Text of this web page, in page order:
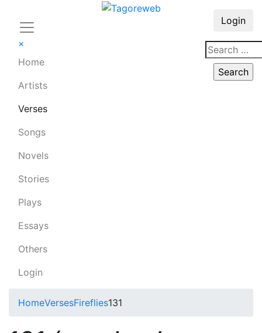
×
Home
Artists
Verses
Songs
Novels
Stories
Plays
Essays
Others
Login
Login
HomeVersesFireflies131